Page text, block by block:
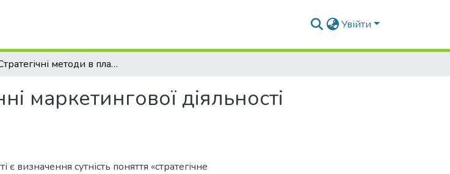
Увійти
Стратегічні методи в плануванні маркетингової діяльності підприємств
маркетингової діяльності
є визначення сутність поняття «стратегічне